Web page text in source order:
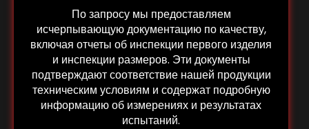
По запросу мы предоставляем
исчерпывающую документацию по качеству,
включая отчеты об инспекции первого изделия
и инспекции размеров. Эти документы
подтверждают соответствие нашей продукции
техническим условиям и содержат подробную
информацию об измерениях и результатах
испытаний.